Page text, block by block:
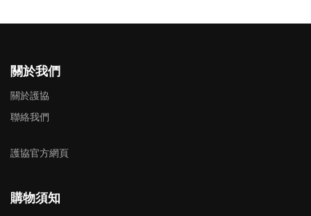
關於我們
關於護協
聯絡我們
護協官方網頁
購物須知